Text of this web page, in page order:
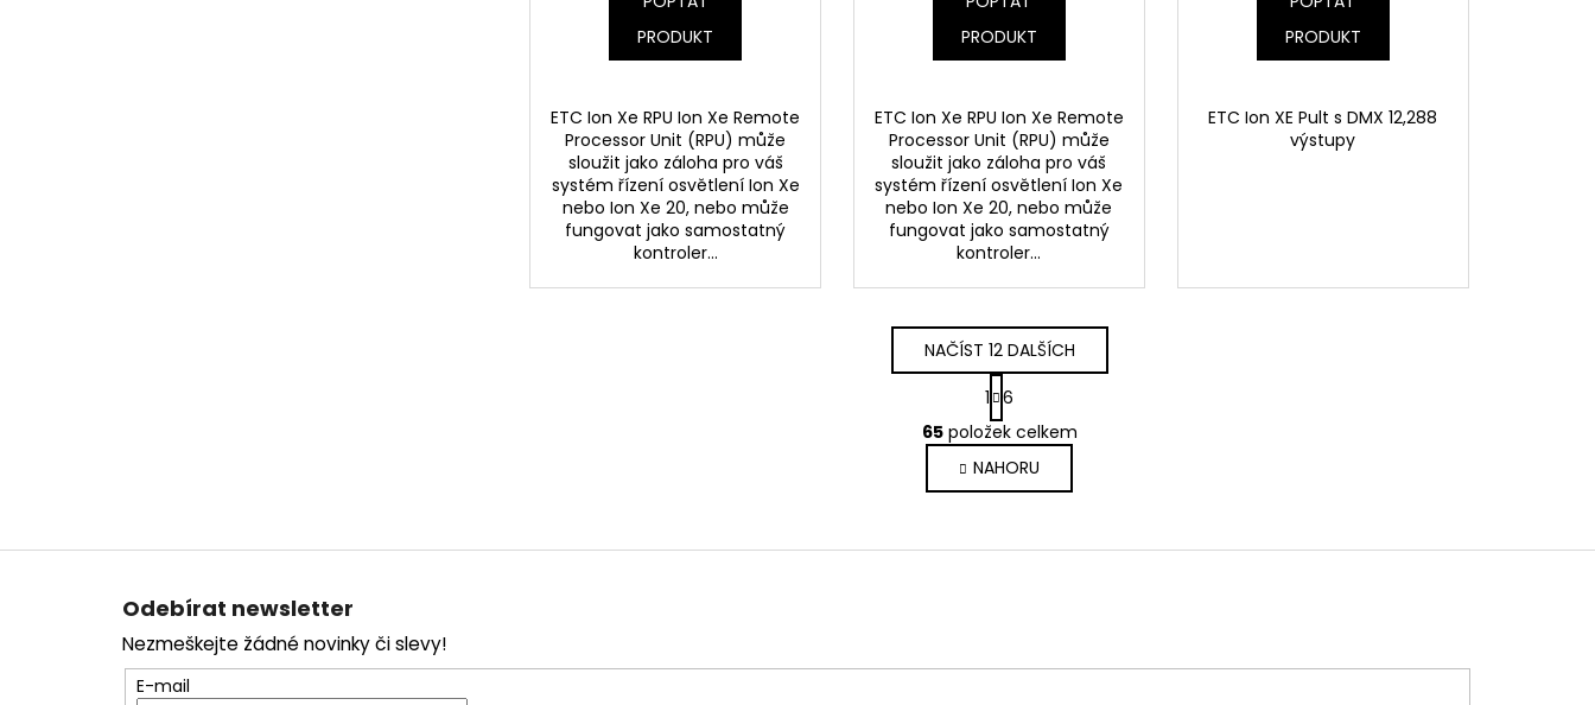
PRODUKT
ETC Ion Xe RPU Ion Xe Remote
Processor Unit (RPU) může
sloužit jako záloha pro váš
systém řízení osvětlení Ion Xe
nebo Ion Xe 20, nebo může
fungovat jako samostatný
kontroler...
PRODUKT
ETC Ion Xe RPU Ion Xe Remote
Processor Unit (RPU) může
sloužit jako záloha pro váš
systém řízení osvětlení Ion Xe
nebo Ion Xe 20, nebo může
fungovat jako samostatný
kontroler...
PRODUKT
ETC Ion XE Pult s DMX 12,288
výstupy
O
v
l
á
a
NAČÍST 12 DALŠÍCH
S
t
r
á
n
k
1 6
65položek celkem
NAHORU
Z
Odebírat newsletter
Nezmeškejte žádné novinky či slevy!
E-mail